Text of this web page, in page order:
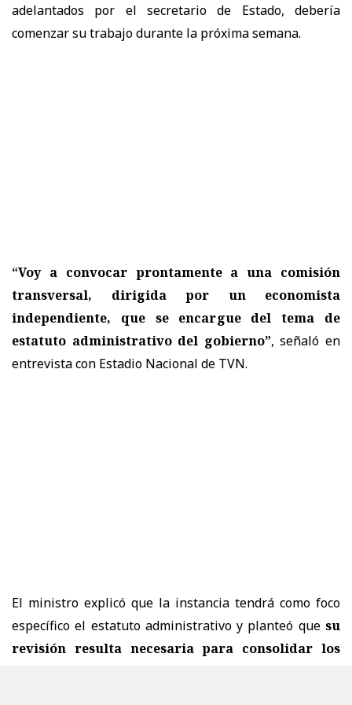
adelantados por el secretario de Estado, debería
comenzar su trabajo durante la próxima semana.
“Voy a convocar prontamente a una comisión
transversal, dirigida por un economista
independiente, que se encargue del tema de
estatuto administrativo del gobierno”, señaló en
entrevista con Estadio Nacional de TVN.
El ministro explicó que la instancia tendrá como foco
específico el estatuto administrativo y planteó que su
revisión resulta necesaria para consolidar los